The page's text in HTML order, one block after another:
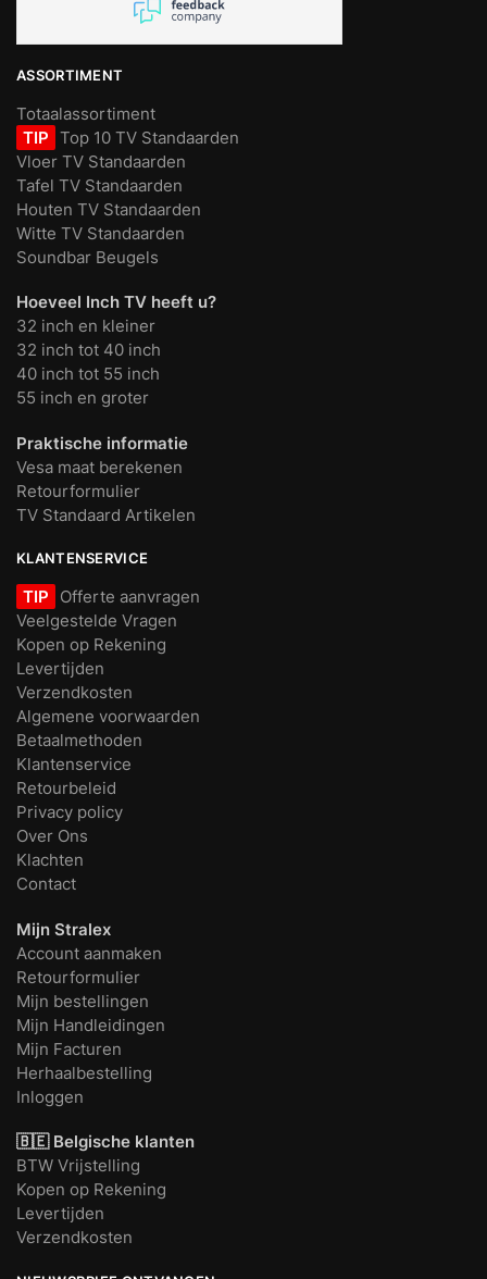
ASSORTIMENT
Totaalassortiment
TIP Top 10 TV Standaarden
Vloer TV Standaarden
Tafel TV Standaarden
Houten TV Standaarden
Witte TV Standaarden
Soundbar Beugels
Hoeveel Inch TV heeft u?
32 inch en kleiner
32 inch tot 40 inch
40 inch tot 55 inch
55 inch en groter
Praktische informatie
Vesa maat berekenen
Retourformulier
TV Standaard Artikelen
KLANTENSERVICE
TIP
Offerte aanvragen
Veelgestelde Vragen
Kopen op Rekening
Levertijden
Verzendkosten
Algemene voorwaarden
Betaalmethoden
Klantenservice
Retourbeleid
Privacy policy
Over Ons
Klachten
Contact
Mijn Stralex
Account aanmaken
Retourformulier
Mijn bestellingen
Mijn Handleidingen
Mijn Facturen
Herhaalbestelling
Inloggen
🇧🇪 Belgische klanten
BTW Vrijstelling
Kopen op Rekening
Levertijden
Verzendkosten